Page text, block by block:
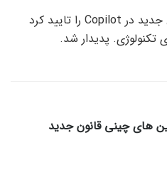
نوشته مایکروسافت بروز اختلال جدید در Copilot را تایید کرد
تکنولوژی. پدیدار شد.
های چینی قانون جدید